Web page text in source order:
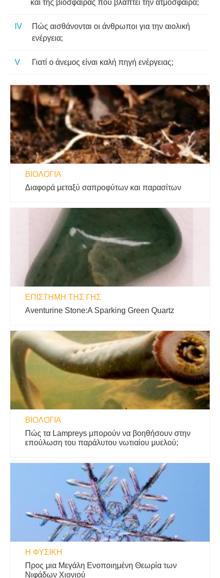
και της βιόσφαιρας που βλάπτει την ατμόσφαιρα;
Πώς αισθάνονται οι άνθρωποι για την αιολική
ενέργεια;
Γιατί ο άνεμος είναι καλή πηγή ενέργειας;
ΒΙΟΛΟΓΊΑ
Διαφορά μεταξύ σαπροφύτων και παρασίτων
ΕΠΙΣΤΉΜΗ ΤΗΣ ΓΗΣ
Aventurine Stone:A Sparking Green Quartz
ΒΙΟΛΟΓΊΑ
Πώς τα Lampreys μπορούν να βοηθήσουν στην
επούλωση του παράλυτου νωτιαίου μυελού;
Η ΦΥΣΙΚΗ
Προς μια Μεγάλη Ενοποιημένη Θεωρία των
Νιφάδων Χιονιού